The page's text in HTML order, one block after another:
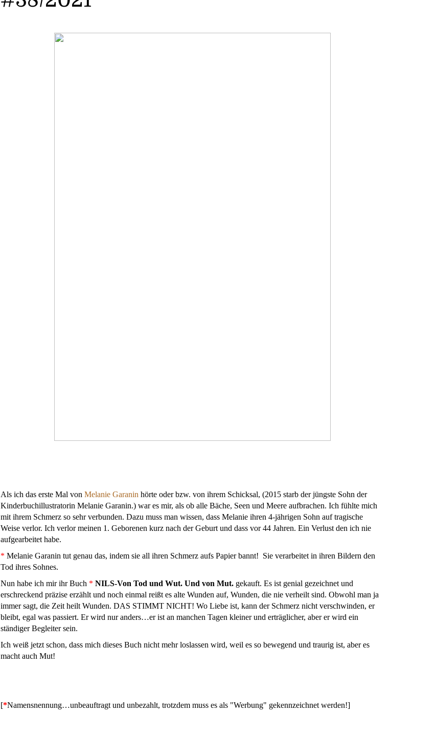
Als ich das erste Mal von Melanie Garanin hörte oder bzw. von ihrem Schicksal, (2015 starb der jüngste Sohn der
Kinderbuchillustratorin Melanie Garanin.) war es mir, als ob alle Bäche, Seen und Meere aufbrachen. Ich fühlte mich
mit ihrem Schmerz so sehr verbunden. Dazu muss man wissen, dass Melanie ihren 4-jährigen Sohn auf tragische
Weise verlor. Ich verlor meinen 1. Geborenen kurz nach der Geburt und dass vor 44 Jahren. Ein Verlust den ich nie
aufgearbeitet habe.
* Melanie Garanin tut genau das, indem sie all ihren Schmerz aufs Papier bannt! Sie verarbeitet in ihren Bildern den
Tod ihres Sohnes.
Nun habe ich mir ihr Buch * NILS-Von Tod und Wut. Und von Mut. gekauft. Es ist genial gezeichnet und
erschreckend präzise erzählt und noch einmal reißt es alte Wunden auf, Wunden, die nie verheilt sind. Obwohl man ja
immer sagt, die Zeit heilt Wunden. DAS STIMMT NICHT! Wo Liebe ist, kann der Schmerz nicht verschwinden, er
bleibt, egal was passiert. Er wird nur anders…er ist an manchen Tagen kleiner und erträglicher, aber er wird ein
ständiger Begleiter sein.
Ich weiß jetzt schon, dass mich dieses Buch nicht mehr loslassen wird, weil es so bewegend und traurig ist, aber es
macht auch Mut!
[*Namensnennung…unbeauftragt und unbezahlt, trotzdem muss es als "Werbung" gekennzeichnet werden!]